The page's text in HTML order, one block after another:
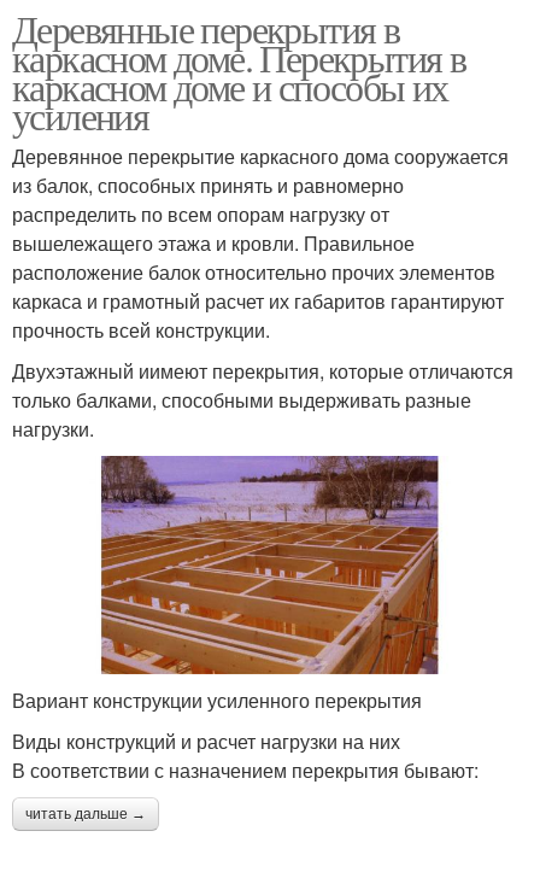
Деревянные перекрытия в
каркасном доме. Перекрытия в
каркасном доме и способы их
усиления
Деревянное перекрытие каркасного дома сооружается
из балок, способных принять и равномерно
распределить по всем опорам нагрузку от
вышележащего этажа и кровли. Правильное
расположение балок относительно прочих элементов
каркаса и грамотный расчет их габаритов гарантируют
прочность всей конструкции.
Двухэтажный иимеют перекрытия, которые отличаются
только балками, способными выдерживать разные
нагрузки.
Вариант конструкции усиленного перекрытия
Виды конструкций и расчет нагрузки на них
В соответствии с назначением перекрытия бывают:
читать дальше →